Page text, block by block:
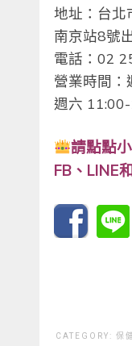
地址：台北
南京站8號
電話：02
營業時間
週六
請點點
FB、LINE
CATEGORY: 保